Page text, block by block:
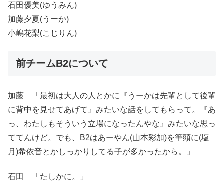
石田優美(ゆうみん)
加藤夕夏(うーか)
小嶋花梨(こじりん)
前チームB2について
加藤 「最初は大人の人とかに『うーかは先輩として後輩
に背中を見せてあげて』みたいな話をしてもらって。『あ
っ、わたしもそういう立場になったんやな』みたいな思っ
ててんけど。でも、B2はあーやん(山本彩加)を筆頭に(塩
月)希依音とかしっかりしてる子が多かったから。」
石田 「たしかに。」